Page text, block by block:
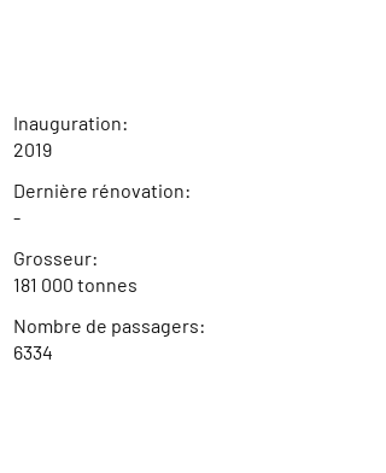
Inauguration:
2019
Dernière rénovation:
-
Grosseur:
181 000 tonnes
Nombre de passagers:
6334